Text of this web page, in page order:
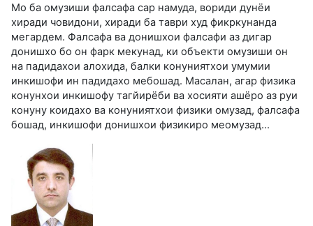
Мо ба омузиши фалсафа сар намуда, вориди дунёи
хиради човидони, хиради ба таври худ фикркунанда
мегардем. Фалсафа ва донишхои фалсафи аз дигар
донишхо бо он фарк мекунад, ки объекти омузиши он
на падидахои алохида, балки конуниятхои умумии
инкишофи ин падидахо мебошад. Масалан, агар физика
конунхои инкишофу тагйирёби ва хосияти ашёро аз руи
конуну коидахо ва конуниятхои физики омузад, фалсафа
бошад, инкишофи донишхои физикиро меомузад...